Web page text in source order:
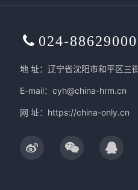
024-88629000
地 址：辽宁省沈阳市和平区三
E-mail：cyh@china-hrm.cn
网 址： https://china-only.cn